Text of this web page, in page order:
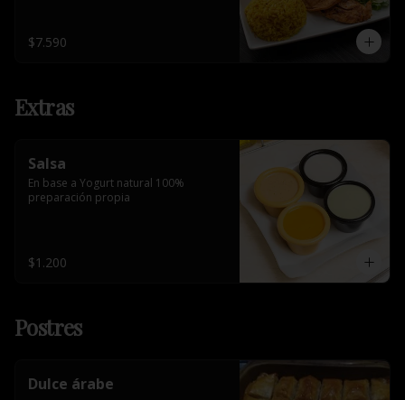
$7.590
Extras
Salsa
En base a Yogurt natural 100%
preparación propia
$1.200
Postres
Dulce árabe